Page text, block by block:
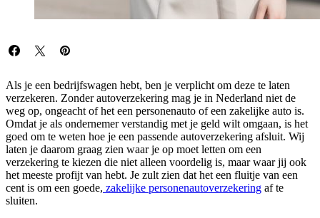
Als je een bedrijfswagen hebt, ben je verplicht om deze te laten
verzekeren. Zonder autoverzekering mag je in Nederland niet de
weg op, ongeacht of het een personenauto of een zakelijke auto is.
Omdat je als ondernemer verstandig met je geld wilt omgaan, is het
goed om te weten hoe je een passende autoverzekering afsluit. Wij
laten je daarom graag zien waar je op moet letten om een
verzekering te kiezen die niet alleen voordelig is, maar waar jij ook
het meeste profijt van hebt. Je zult zien dat het een fluitje van een
cent is om een goede, zakelijke personenautoverzekering af te
sluiten.